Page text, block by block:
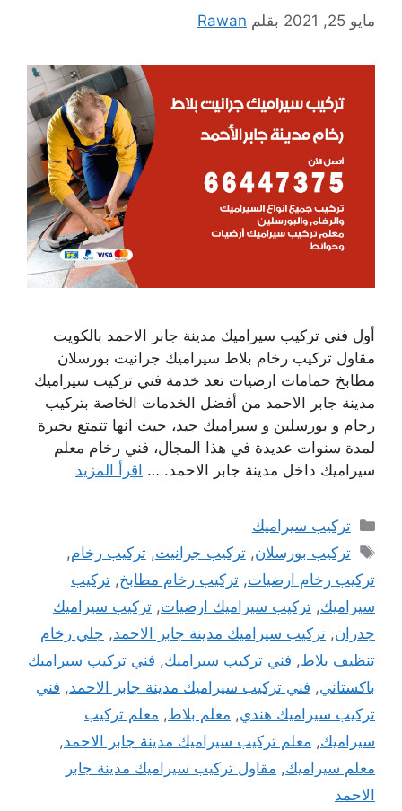
مايو 25, 2021 بقلم Rawan
أول فني تركيب سيراميك مدينة جابر الاحمد بالكويت
مقاول تركيب رخام بلاط سيراميك جرانيت بورسلان
مطابخ حمامات ارضيات تعد خدمة فني تركيب سيراميك
مدينة جابر الاحمد من أفضل الخدمات الخاصة بتركيب
رخام و بورسلين و سيراميك جيد، حيث انها تتمتع بخبرة
لمدة سنوات عديدة في هذا المجال، فني رخام معلم
سيراميك داخل مدينة جابر الاحمد. … اقرأ المزيد
التصنيفات
تركيب سيراميك
الوسوم
تركيب بورسلان,تركيب جرانيت,تركيب رخام,
تركيب رخام ارضيات, تركيب رخام مطابخ, تركيب
سيراميك, تركيب سيراميك ارضيات, تركيب سيراميك
جدران, تركيب سيراميك مدينة جابر الاحمد, جلي رخام
تنظيف بلاط, فني تركيب سيراميك, فني تركيب سيراميك
باكستاني, فني تركيب سيراميك مدينة جابر الاحمد, فني
تركيب سيراميك هندي, معلم بلاط, معلم تركيب
سيراميك, معلم تركيب سيراميك مدينة جابر الاحمد,
معلم سيراميك, مقاول تركيب سيراميك مدينة جابر
الاحمد